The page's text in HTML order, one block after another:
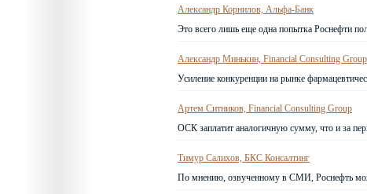
Александр Корнилов, Альфа-Банк
Это всего лишь еще одна попытка Роснефти
Александр Минькин, Financial Consulting Group
Усиление конкуренции на рынке
Артем Ситников, Financial Consulting Group
ОСК заплатит аналогичную сумму, что и за
Тимур Салихов, БКС Консалтинг
По мнению, озвученному в СМИ, Роснефть